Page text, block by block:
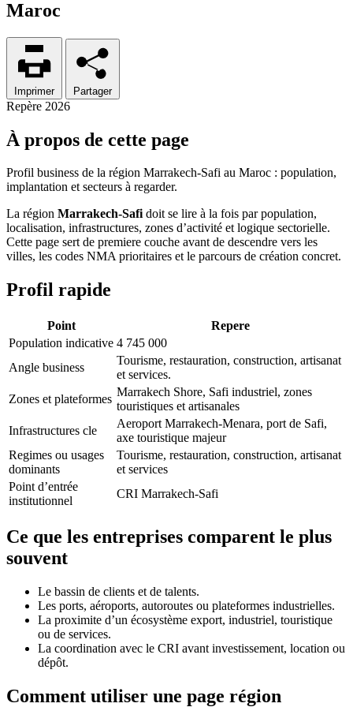
Maroc
Imprimer Partager
Repère 2026
À propos de cette page
Profil business de la région Marrakech-Safi au Maroc : population,
implantation et secteurs à regarder.
La région Marrakech-Safidoit se lire à la fois par population,
localisation, infrastructures, zones d’activité et logique sectorielle.
Cette page sert de premiere couche avant de descendre vers les
villes, les codes NMA prioritaires et le parcours de création concret.
Profil rapide
Point
Repere
Population indicative 4 745 000
Angle business
Tourisme, restauration, construction, artisanat
et services.
Zones et plateformes
Marrakech Shore, Safi industriel, zones
touristiques et artisanales
Infrastructures cle
Aeroport Marrakech-Menara, port de Safi,
axe touristique majeur
Regimes ou usages
dominants
Tourisme, restauration, construction, artisanat
et services
Point d’entrée
institutionnel
CRI Marrakech-Safi
Ce que les entreprises comparent le plus
souvent
Le bassin de clients et de talents.
Les ports, aéroports, autoroutes ou plateformes industrielles.
La proximite d’un écosystème export, industriel, touristique
ou de services.
La coordination avec le CRI avant investissement, location ou
dépôt.
Comment utiliser une page région